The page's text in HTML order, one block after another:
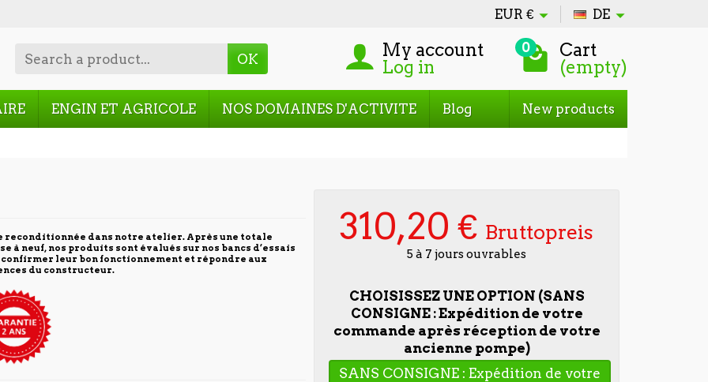
EUR € DE
OK My account
Log in
0 Cart
(empty)
ENGIN ET AGRICOLE NOS DOMAINES D'ACTIVITE Blog New products
reconditionnée dans notre atelier. Après une totale
à neuf, nos produits sont évalués sur nos bancs d’essais
leur bon fonctionnement et répondre aux
du constructeur.
310,20 € Bruttopreis
5 à 7 jours ouvrables
CHOISISSEZ UNE OPTION (SANS
CONSIGNE : Expédition de votre
commande après réception de votre
ancienne pompe)
SANS CONSIGNE : Expédition de votre